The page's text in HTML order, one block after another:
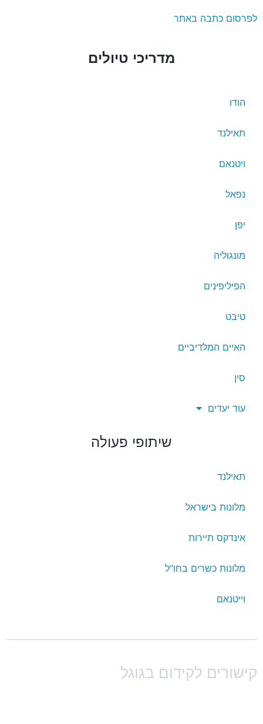
כתבה באתר
מדריכי טיולים
הודו
תאילנד
ויטנאם
נפאל
יפן
מונגוליה
הפיליפינים
טיבט
האיים המלדיביים
סין
עוד יעדים
שיתופי פעולה
תאילנד
מלונות בישראל
אינדקס תיירות
מלונות כשרים בחו"ל
וייטנאם
לקידום בגוגל